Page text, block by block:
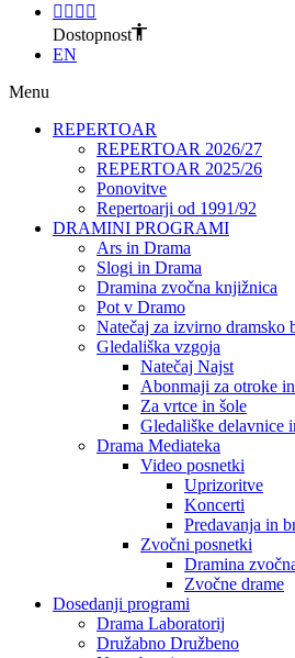
Dostopnost
EN
Menu
REPERTOAR
REPERTOAR 2026/27
REPERTOAR 2025/26
Ponovitve
Repertoarji od 1991/92
DRAMINI PROGRAMI
Ars in Drama
Slogi in Drama
Dramina zvočna knjižnica
Pot v Dramo
Natečaj za izvirno dramsko
Gledališka vzgoja
Natečaj Najst
Abonmaji za otroke
Za vrtce in šole
Gledališke delavnice
Drama Mediateka
Video posnetki
Uprizoritve
Koncerti
Predavanja in
Zvočni posnetki
Dramina
Zvočne drame
Dosedanji programi
Drama Laboratorij
Družabno Družbeno